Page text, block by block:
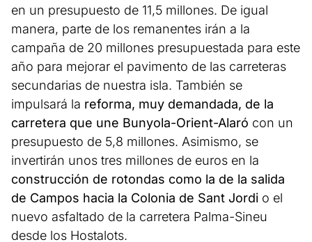
en un presupuesto de 11,5 millones. De igual
manera, parte de los remanentes irán a la
campaña de 20 millones presupuestada para este
año para mejorar el pavimento de las carreteras
secundarias de nuestra isla. También se
impulsará la reforma, muy demandada, de la
carretera que une Bunyola-Orient-Alaró con un
presupuesto de 5,8 millones. Asimismo, se
invertirán unos tres millones de euros en la
construcción de rotondas como la de la salida
de Campos hacia la Colonia de Sant Jordi o el
nuevo asfaltado de la carretera Palma-Sineu
desde los Hostalots.